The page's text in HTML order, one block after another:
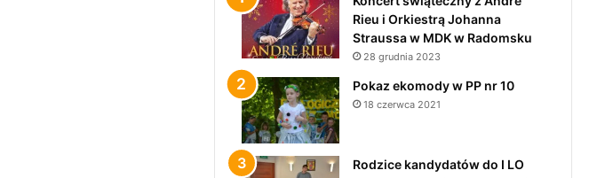
Rieu i Orkiestrą Johanna
Straussa w MDK w Radomsku
28 grudnia 2023
Pokaz ekomody w PP nr 10
18 czerwca 2021
Rodzice kandydatów do I LO